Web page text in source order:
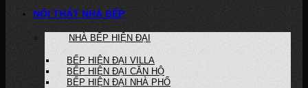
NỘI THẤT NHÀ BẾP
NHÀ BẾP HIỆN ĐẠI
BẾP HIỆN ĐẠI VILLA
BẾP HIỆN ĐẠI CĂN HỘ
BẾP HIỆN ĐẠI NHÀ PHỐ